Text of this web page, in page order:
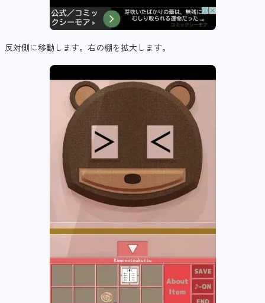
反対側に移動します。右の棚を拡大します。